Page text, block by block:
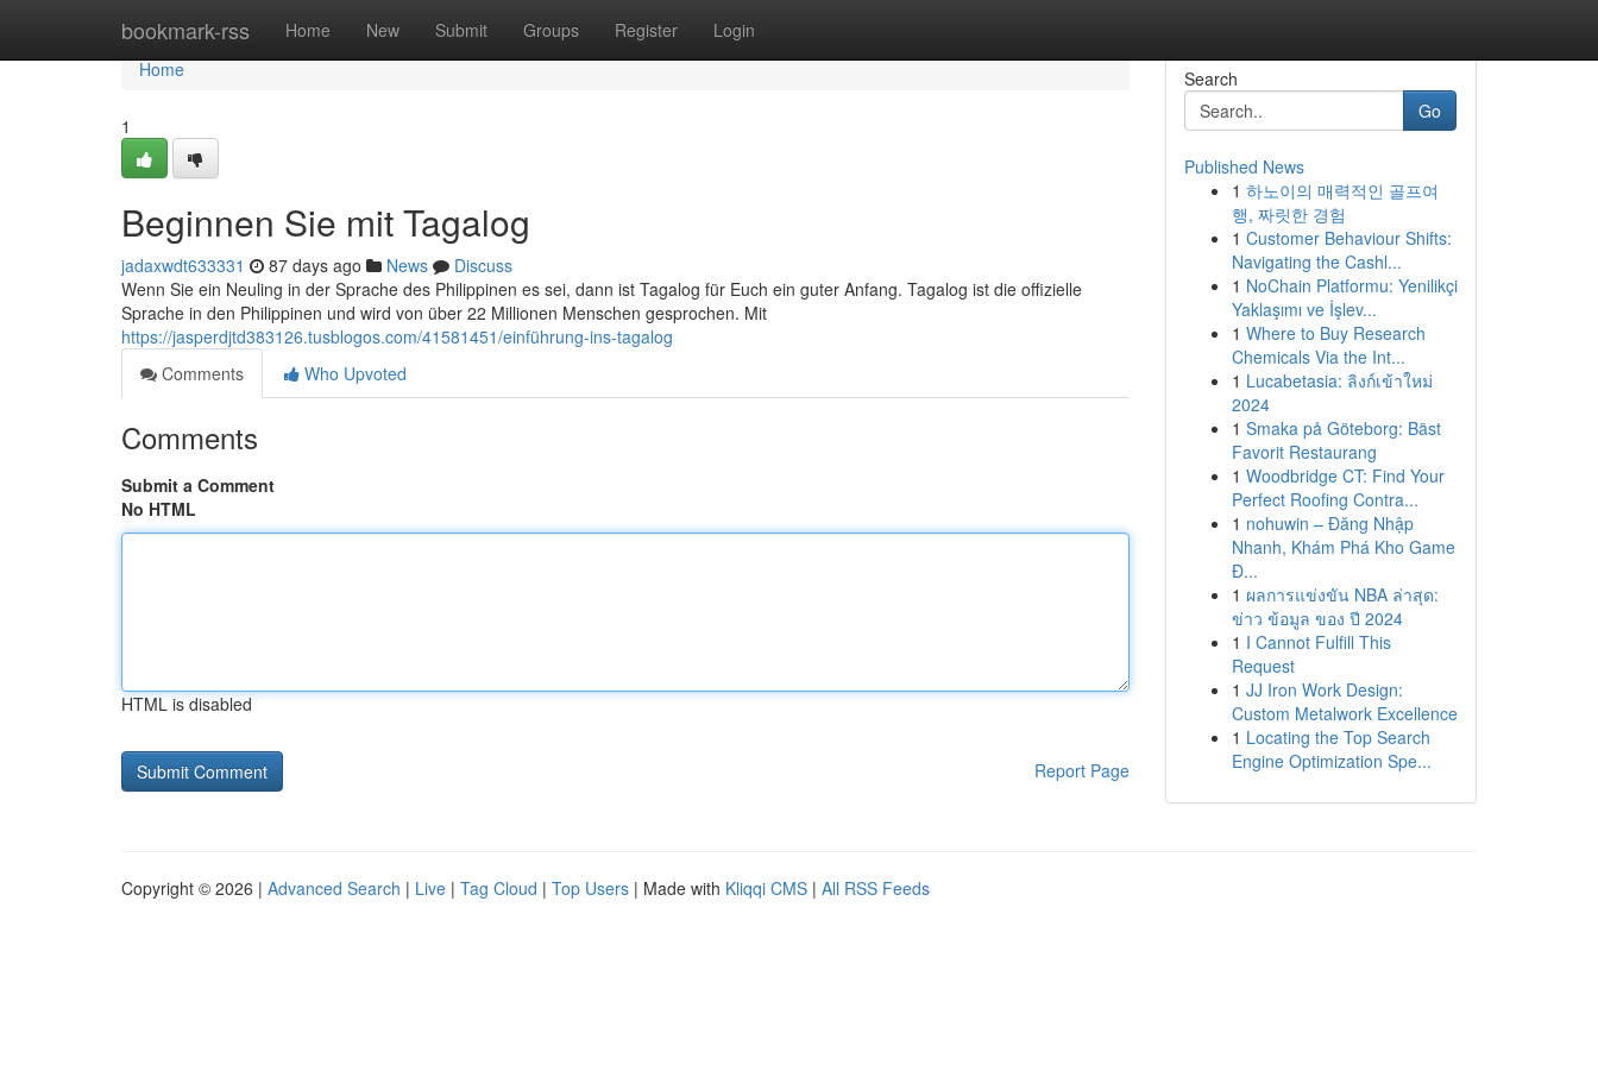
bookmark-rss Home New Submit Groups Register Login
Home
Home
1
Beginnen Sie mit Tagalog
jadaxwdt633331 87 days ago News
Discuss
Wenn Sie ein Neuling in der Sprache des Philippinen es sei, dann ist Tagalog für Euch ein guter Anfang. Tagalog ist die offizielle
Sprache in den Philippinen und wird von über 22 Millionen Menschen gesprochen. Mit
https://jasperdjtd383126.tusblogos.com/41581451/einführung-ins-tagalog
Comments
Who Upvoted
Comments
Submit a Comment
No HTML
HTML is disabled
Report Page
Search
Go
Published News
1 하노이의 매력적인 골프여
행, 짜릿한 경험
1 Customer Behaviour Shifts:
Navigating the Cashl...
1 NoChain Platformu: Yenilikçi
Yaklaşımı ve İşlev...
1 Where to Buy Research
Chemicals Via the Int...
1 Lucabetasia: ลิงก์เข้าใหม่
2024
1 Smaka på Göteborg: Bäst
Favorit Restaurang
1 Woodbridge CT: Find Your
Perfect Roofing Contra...
1 nohuwin – Đăng Nhập
Nhanh, Khám Phá Kho Game
Đ...
1 ผลการแข่งขัน NBA ล่าสุด:
ข่าว ข้อมูล ของ ปี 2024
1 I Cannot Fulfill This
Request
1 JJ Iron Work Design:
Custom Metalwork Excellence
1 Locating the Top Search
Engine Optimization Spe...
Copyright © 2026 | Advanced Search | Live | Tag Cloud | Top Users | Made with Kliqqi CMS | All RSS Feeds